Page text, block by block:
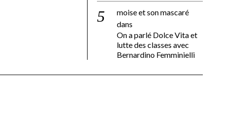
moise et son mascaré
dans
On a parlé Dolce Vita et
lutte des classes avec
Bernardino Femminielli